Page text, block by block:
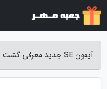
آیفون SE جدید معرفی گشت - جعبه مهر